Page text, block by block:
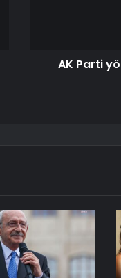
AK Parti